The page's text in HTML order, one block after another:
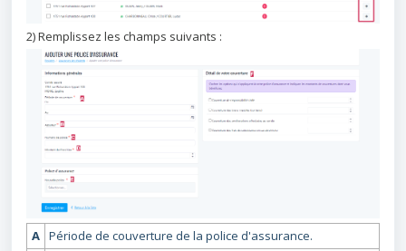
2) Remplissez les champs suivants :
A Période de couverture de la police d'assurance.